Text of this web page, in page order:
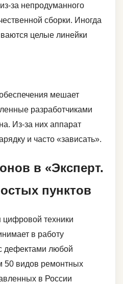
за непродуманного
сборки. Иногда
целые линейки
мешает
разработчиками
Из-за них аппарат
и часто «зависать».
в «Эксперт.
пунктов
цифровой техники
в работу
дефектами любой
50 видов ремонтных
в России